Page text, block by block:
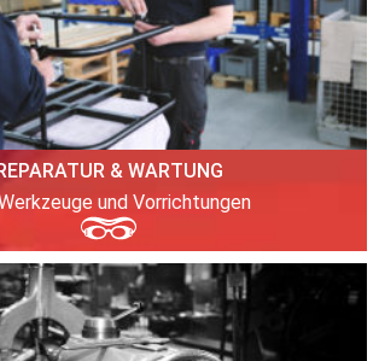
& WARTUNG
und Vorrichtungen